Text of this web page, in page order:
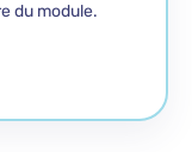
du module.